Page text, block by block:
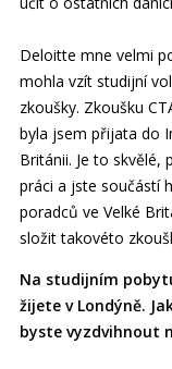
Deloitte mne velmi
mohla vzít studijní
zkoušky. Zkoušku
byla jsem přijata do
Británii. Je to skvělé,
práci a jste součástí
poradců ve Velké
složit takovéto
Na studijním
žijete v Londýně.
byste vyzdvihnout